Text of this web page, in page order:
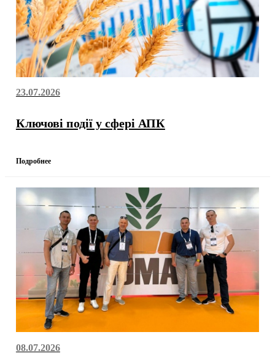
23.07.2026
Ключові події у сфері АПК
Подробнее
08.07.2026